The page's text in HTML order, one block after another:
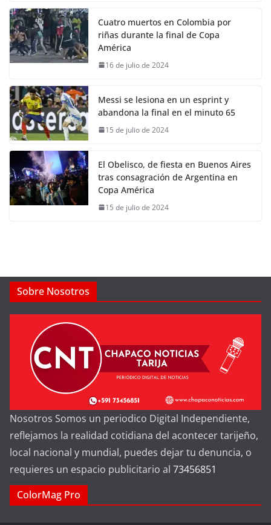
Cuatro muertos en Colombia por
riñas durante la final de Copa
América
16 de julio de 2024
Messi se lesiona en un esprint y
abandona la final en el minuto 65
15 de julio de 2024
El Obelisco, de fiesta en Buenos Aires
tras consagración de Argentina en
Copa América
15 de julio de 2024
Sobre Nosotros
Nosotros Somos un periodico Digital Independiente,
reflejamos la realidad cotidiana del acontecer tarijeño,
local nacional y mundial, puedes dejar tu denuncia, o
requieres un espacio publicitario al 73456851
ColorMag Pro